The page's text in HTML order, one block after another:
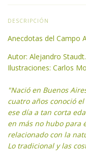
DESCRIPCIÓN
Anecdotas del Campo
Autor: Alejandro Staudt.
​Ilustraciones: Carlos
"Nació en Buenos
cuatro años conoció
ese día a tan corta
en más no hubo para
relacionado con la
Lo tradicional y las